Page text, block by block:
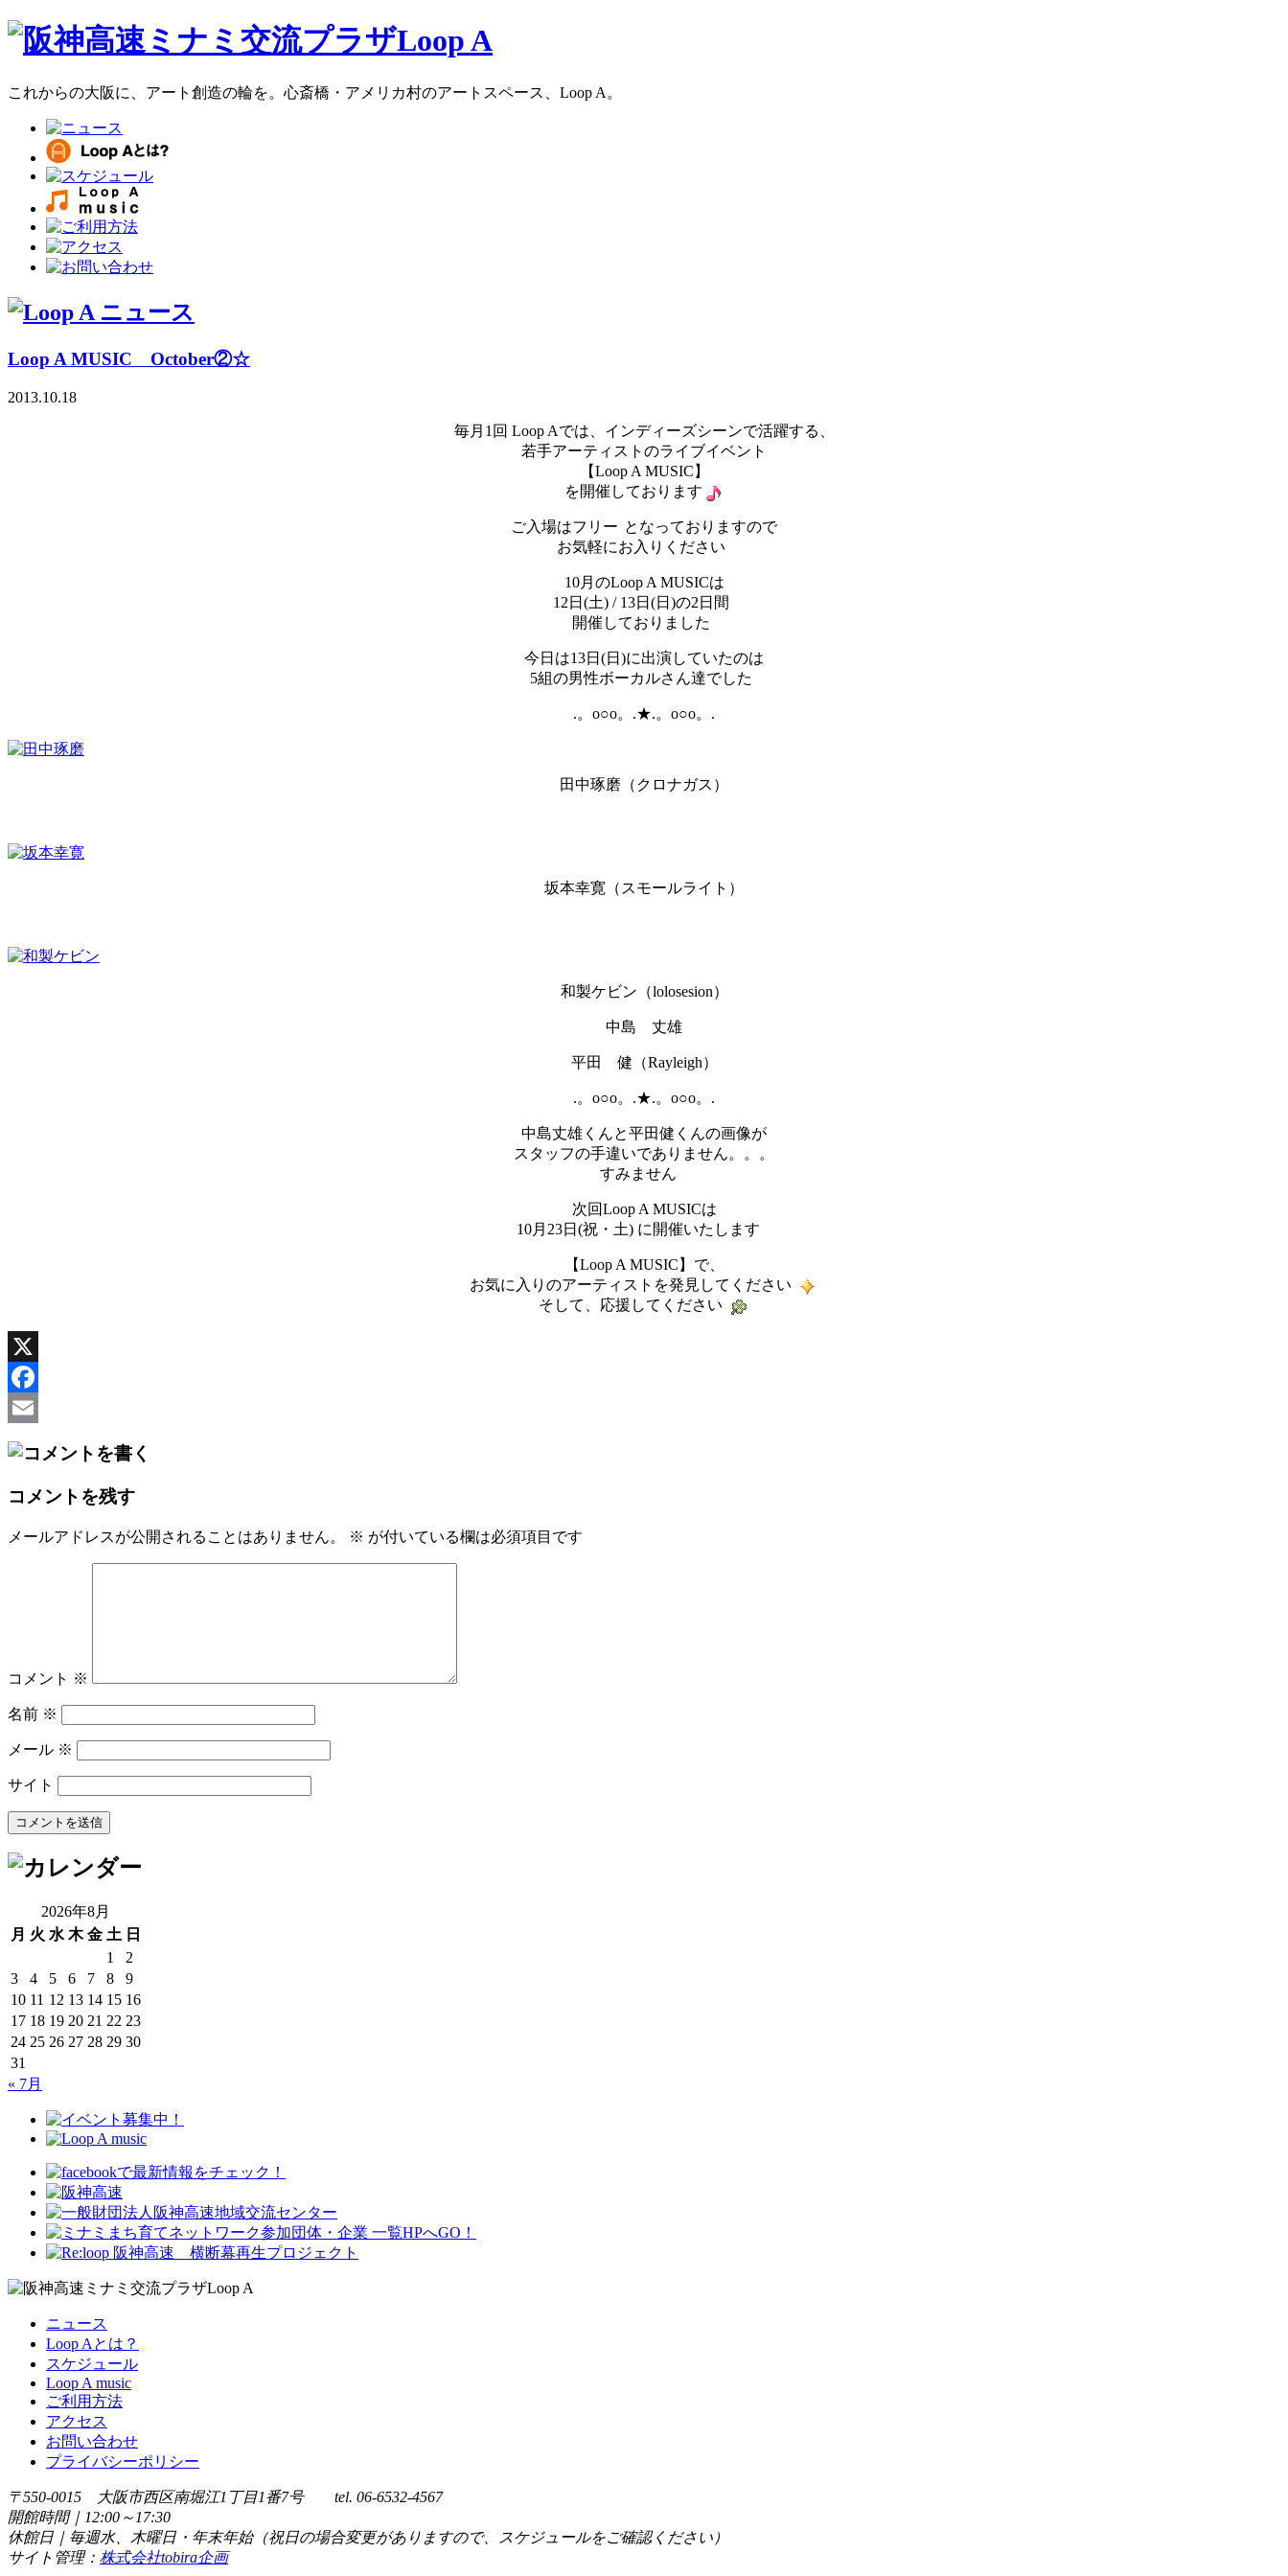
これからの大阪に、アート創造の輪を。心斎橋・アメリカ村のアートスペース、Loop A。
Loop A MUSIC October②☆
2013.10.18
毎月1回 Loop Aでは、インディーズシーンで活躍する、
若手アーティストのライブイベント
【Loop A MUSIC】
を開催しております
ご入場はフリー となっておりますので
お気軽にお入りください
10月のLoop A MUSICは
12日(土) / 13日(日)の2日間
開催しておりました
今日は13日(日)に出演していたのは
5組の男性ボーカルさん達でした
.。o○o。.★.。o○o。.
田中琢磨（クロナガス）
坂本幸寛（スモールライト）
和製ケビン（lolosesion）
中島 丈雄
平田 健（Rayleigh）
.。o○o。.★.。o○o。.
中島丈雄くんと平田健くんの画像が
スタッフの手違いでありません。。。
すみません
次回Loop A MUSICは
10月23日(祝・土) に開催いたします
【Loop A MUSIC】で、
お気に入りのアーティストを発見してください
そして、応援してください
X
Facebook
Email
コメントを残す
メールアドレスが公開されることはありません。 ※ が付いている欄は必須項目です
コメント ※
名前 ※
メール ※
サイト
2026年8月
月 火 水 木 金 土 日
1
2
3
4 5 6 7 8
9
10 11 12 13 14 15 16
17 18 19 20 21 22 23
24 25 26 27 28 29 30
31
« 7月
ニュース
Loop Aとは？
スケジュール
Loop A music
ご利用方法
アクセス
お問い合わせ
プライバシーポリシー
〒550-0015 大阪市西区南堀江1丁目1番7号 tel. 06-6532-4567
開館時間｜12:00～17:30
休館日｜毎週水、木曜日・年末年始（祝日の場合変更がありますので、スケジュールをご確認ください）
サイト管理： 株式会社tobira企画